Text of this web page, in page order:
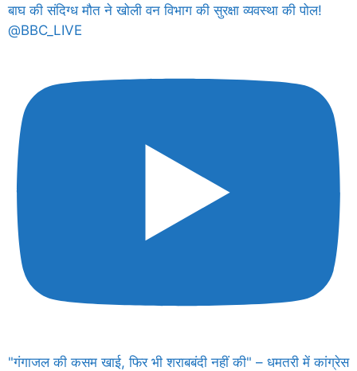
बाघ की संदिग्ध मौत ने खोली वन विभाग की सुरक्षा व्यवस्था की पोल!
@BBC_LIVE
"गंगाजल की कसम खाई, फिर भी शराबबंदी नहीं की" – धमतरी में कांग्रेस